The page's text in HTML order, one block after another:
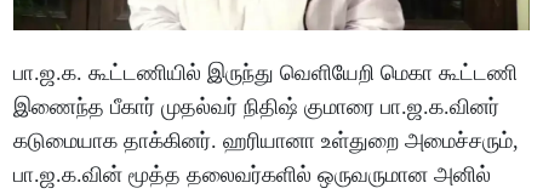
பா.ஜ.க. கூட்டணியில் இருந்து வெளியேறி மெகா கூட்டணி
இணைந்த பீகார் முதல்வர் நிதிஷ் குமாரை பா.ஜ.க.வினர்
கடுமையாக தாக்கினர். ஹரியானா உள்துறை அமைச்சரும்,
பா.ஜ.க.வின் மூத்த தலைவர்களில் ஒருவருமான அனில்